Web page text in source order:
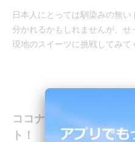
日本人にとっては馴染みの無
分かれるかもしれませんが、
現地のスイーツに挑戦してみて
ココナッツオイルやセ
ト！